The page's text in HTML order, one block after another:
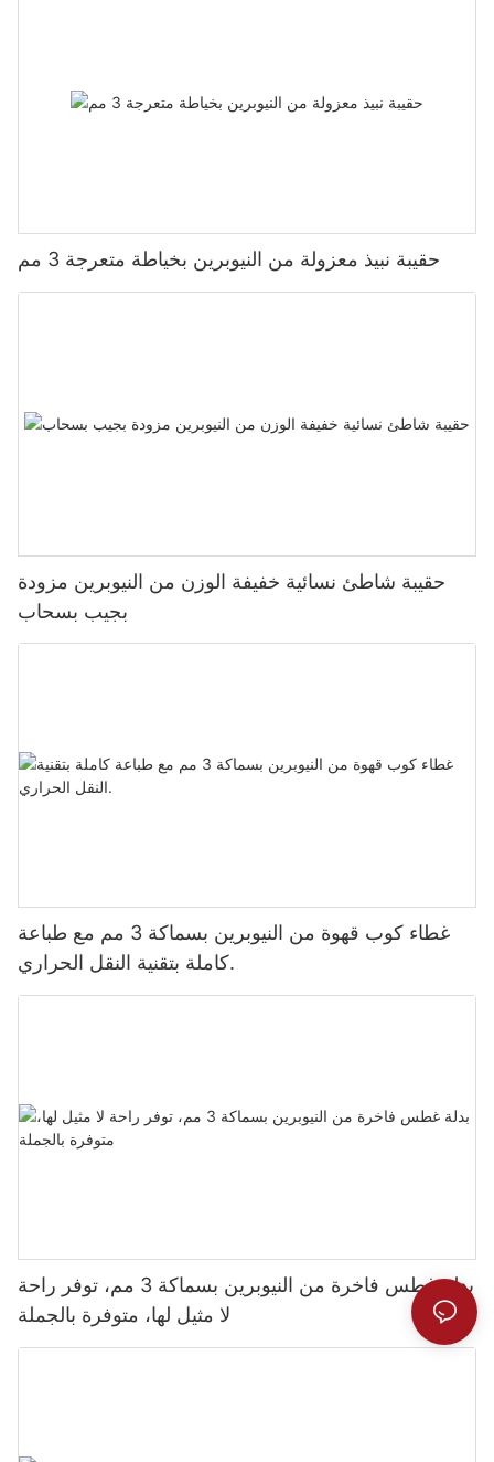
حقيبة نبيذ معزولة من النيوبرين بخياطة متعرجة 3 مم
حقيبة شاطئ نسائية خفيفة الوزن من النيوبرين مزودة
بجيب بسحاب
غطاء كوب قهوة من النيوبرين بسماكة 3 مم مع طباعة
كاملة بتقنية النقل الحراري.
بدلة غطس فاخرة من النيوبرين بسماكة 3 مم، توفر راحة
لا مثيل لها، متوفرة بالجملة